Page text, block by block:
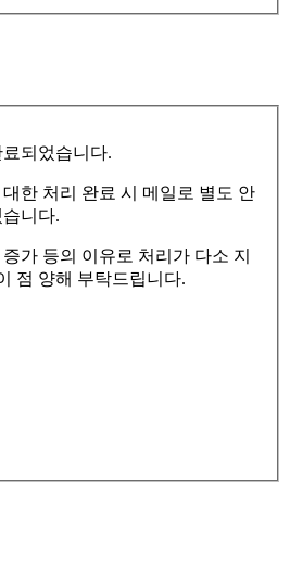
되었습니다.
한 처리 완료 시 메일로 별도 안
니다.
가 등의 이유로 처리가 다소 지
점 양해 부탁드립니다.